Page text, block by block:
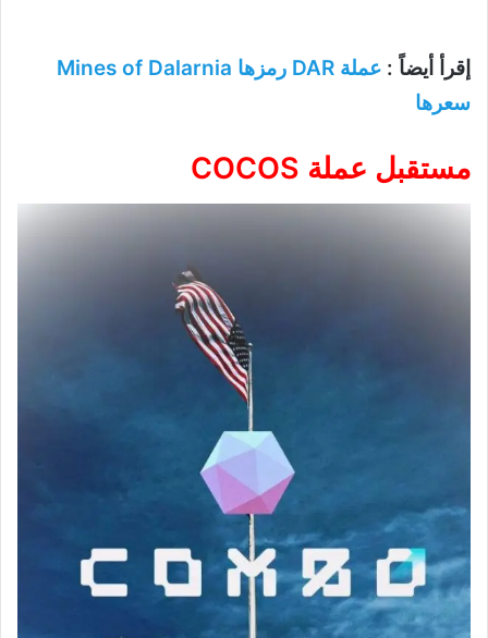
إقرأ أيضاً :
عملة DAR رمزها Mines of Dalarnia
سعرها
مستقبل عملة COCOS